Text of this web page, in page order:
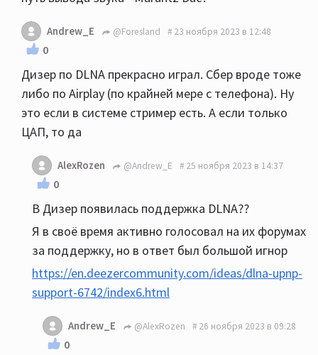
Andrew_E @Foresland 23 ноября 2023 в 12:48
0
Дизер по DLNA прекрасно играл. Сбер вроде тоже
либо по Airplay (по крайней мере с телефона). Ну
это если в системе стример есть. А если только
ЦАП, то да
AlexRozen @Andrew_E 25 ноября 2023 в 14:37
0
В Дизер появилась поддержка DLNA??
Я в своё время активно голосовал на их форумах
за поддержку, но в ответ был большой игнор
https://en.deezercommunity.com/ideas/dlna-upnp-
support-6742/index6.html
Andrew_E @AlexRozen 26 ноября 2023 в 09:28
0